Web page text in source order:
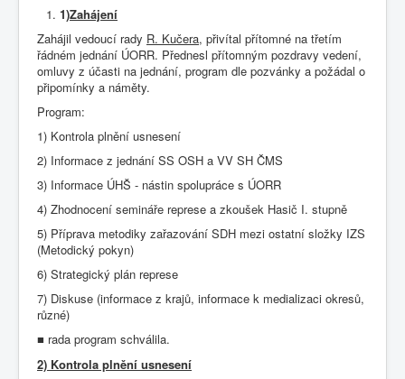
1)Zahájení
Zahájil vedoucí rady R. Kučera, přivítal přítomné na třetím
řádném jednání ÚORR. Přednesl přítomným pozdravy vedení,
omluvy z účasti na jednání, program dle pozvánky a požádal o
připomínky a náměty.
Program:
1) Kontrola plnění usnesení
2) Informace z jednání SS OSH a VV SH ČMS
3) Informace ÚHŠ - nástin spolupráce s ÚORR
4) Zhodnocení semináře represe a zkoušek Hasič I. stupně
5) Příprava metodiky zařazování SDH mezi ostatní složky IZS
(Metodický pokyn)
6) Strategický plán represe
7) Diskuse (informace z krajů, informace k medializaci okresů,
různé)
■ rada program schválila.
2) Kontrola plnění usnesení